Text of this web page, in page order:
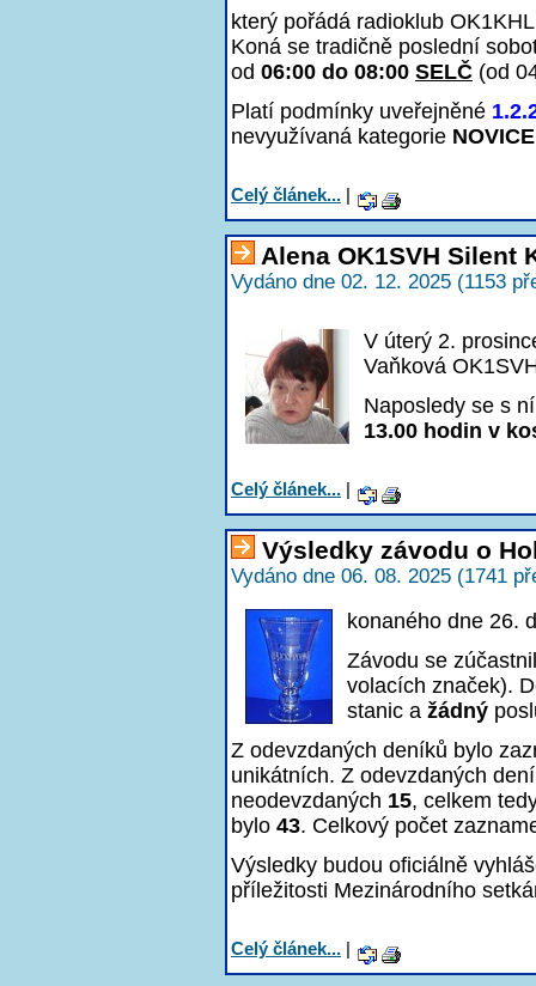
který pořádá radioklub
Koná se tradičně poslední
od 06:00 do 08:00 SELČ (od
Platí podmínky uveřejněné
nevyužívaná kategorie NOVICE
Celý článek... |
Alena OK1SVH Silent
Vydáno dne 02. 12. 2025 (1153
V úterý 2.
Vaňková
Naposledy se s
13.00 hodin v
Celý článek... |
Výsledky závodu o
Vydáno dne 06. 08. 2025 (1741
konaného dne 26.
Závodu se
volacích značek).
stanic a žádný
Z odevzdaných deníků bylo
unikátních. Z odevzdaných
neodevzdaných 15, celkem
bylo 43. Celkový počet
Výsledky budou oficiálně
příležitosti Mezinárodního
Celý článek... |